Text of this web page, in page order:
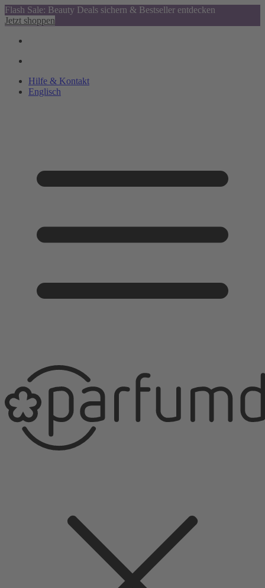
Flash Sale: Beauty Deals sichern & Bestseller entdecken
Jetzt shoppen
Hilfe & Kontakt
Englisch